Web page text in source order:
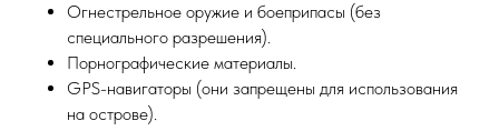
Огнестрельное оружие и боеприпасы (без
специального разрешения).
Порнографические материалы.
GPS-навигаторы (они запрещены для использования
на острове).